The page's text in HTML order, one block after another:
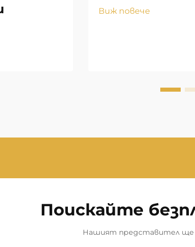
Виж повече
Поискайте
Нашият представител ще